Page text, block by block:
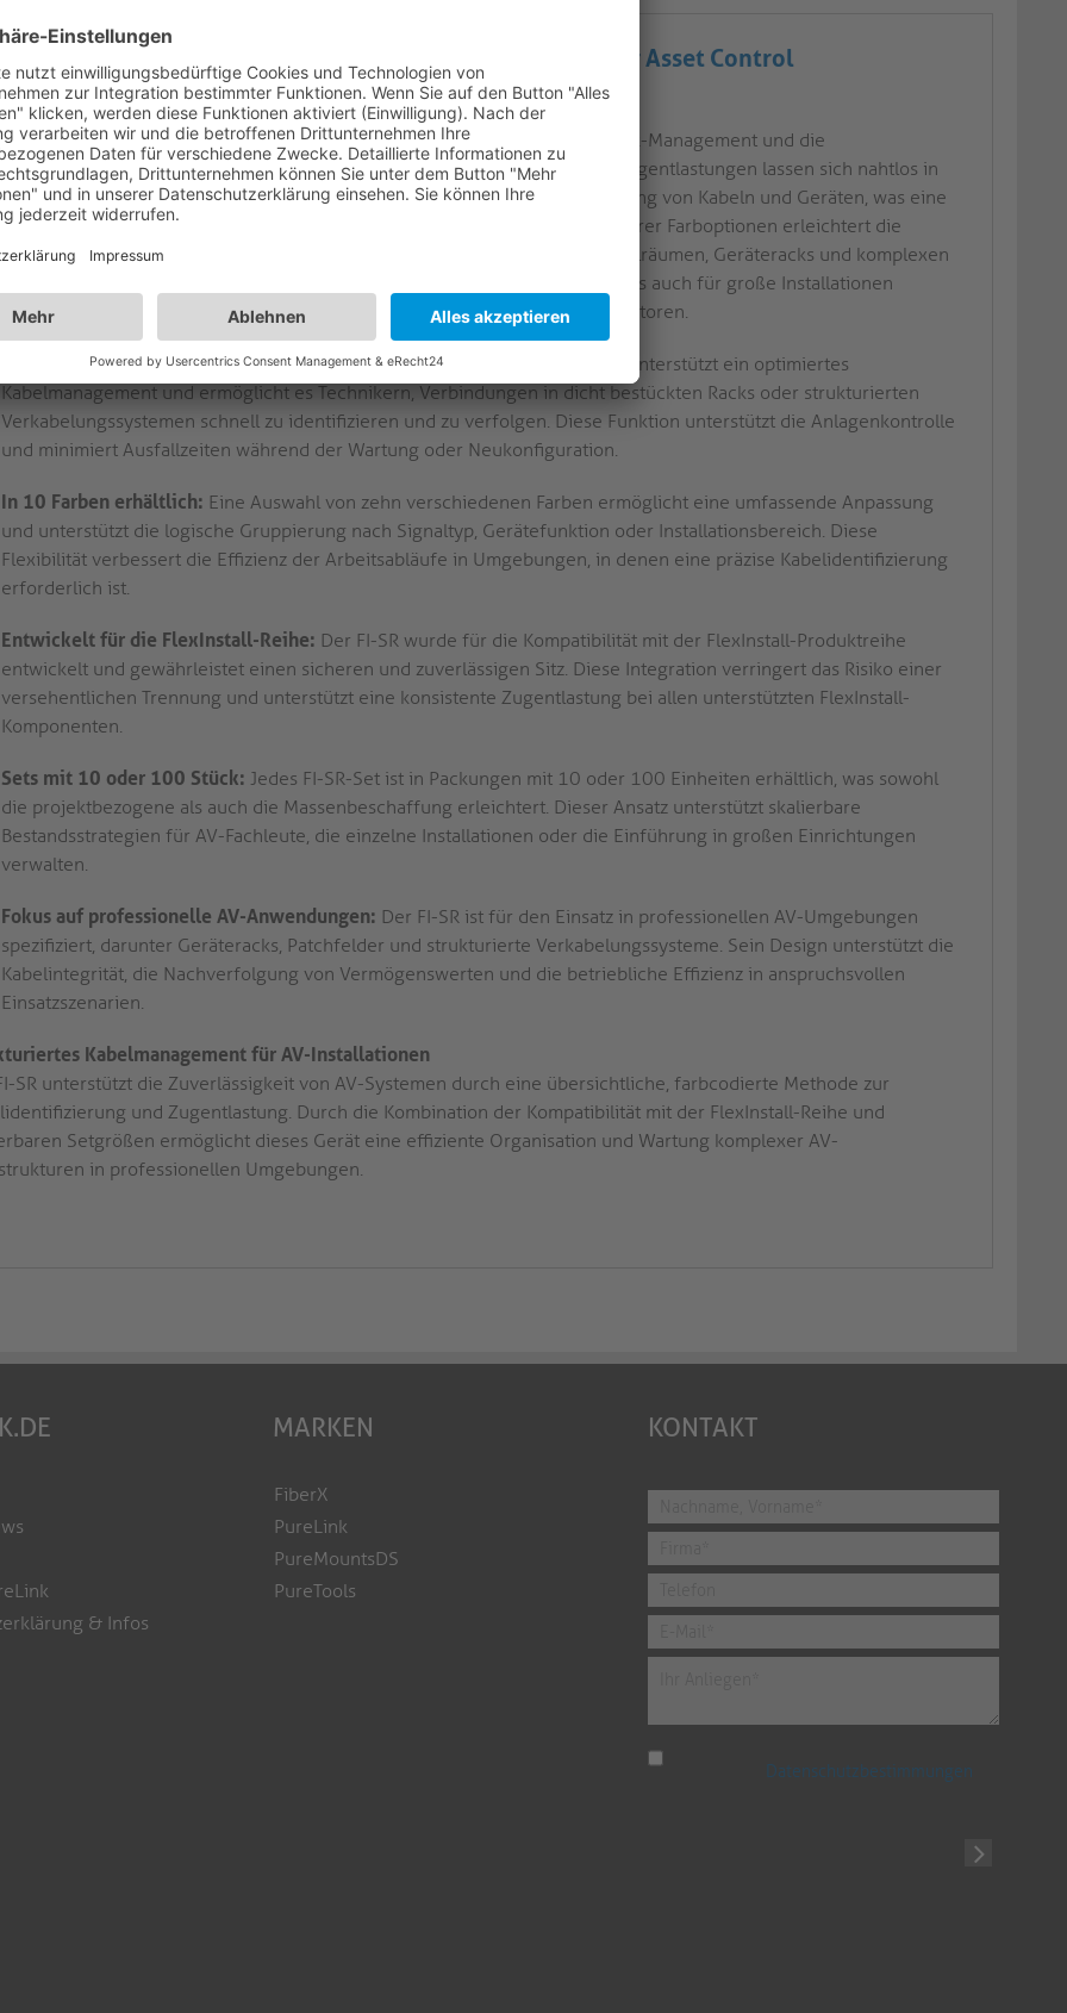
farbige Zugentlastung für Rack Management oder Asset Control
Zugentlastung: Identifizierung und Organisation für AV-Racks
SR bietet eine farbcodierte Zugentlastungslösung, die speziell für das Rack-Management und die
in professionellen AV-Installationen entwickelt wurde. Diese Zugentlastungen lassen sich nahtlos in
Reihe integrieren und ermöglichen eine klare visuelle Identifizierung von Kabeln und Geräten, was eine
Installation und laufende Wartung unterstützt. Die Verfügbarkeit mehrerer Farboptionen erleichtert die
Gruppierung und schnelle Fehlerbehebung in Umgebungen wie Kontrollräumen, Geräteracks und komplexen
Jedes Set wird in Mengen geliefert, die sowohl für kleine als auch für große Installationen
sind, und unterstützt so eine flexible Bestandsverwaltung für AV-Integratoren.
Farbige Zugentlastung für mehr Ordnung:Eine eindeutige Farbcodierung unterstützt ein optimiertes
Kabelmanagement und ermöglicht es Technikern, Verbindungen in dicht bestückten Racks oder strukturierten
Verkabelungssystemen schnell zu identifizieren und zu verfolgen. Diese Funktion unterstützt die Anlagenkontrolle
und minimiert Ausfallzeiten während der Wartung oder Neukonfiguration.
In 10 Farben erhältlich: Eine Auswahl von zehn verschiedenen Farben ermöglicht eine umfassende Anpassung
und unterstützt die logische Gruppierung nach Signaltyp, Gerätefunktion oder Installationsbereich. Diese
Flexibilität verbessert die Effizienz der Arbeitsabläufe in Umgebungen, in denen eine präzise Kabelidentifizierung
erforderlich ist.
Entwickelt für die FlexInstall-Reihe: Der FI-SR wurde für die Kompatibilität mit der FlexInstall-Produktreihe
entwickelt und gewährleistet einen sicheren und zuverlässigen Sitz. Diese Integration verringert das Risiko einer
versehentlichen Trennung und unterstützt eine konsistente Zugentlastung bei allen unterstützten FlexInstall-
Komponenten.
Sets mit 10 oder 100 Stück: Jedes FI-SR-Set ist in Packungen mit 10 oder 100 Einheiten erhältlich, was sowohl
die projektbezogene als auch die Massenbeschaffung erleichtert. Dieser Ansatz unterstützt skalierbare
Bestandsstrategien für AV-Fachleute, die einzelne Installationen oder die Einführung in großen Einrichtungen
verwalten.
Fokus auf professionelle AV-Anwendungen: Der FI-SR ist für den Einsatz in professionellen AV-Umgebungen
spezifiziert, darunter Geräteracks, Patchfelder und strukturierte Verkabelungssysteme. Sein Design unterstützt die
Kabelintegrität, die Nachverfolgung von Vermögenswerten und die betriebliche Effizienz in anspruchsvollen
Einsatzszenarien.
Kabelmanagement für AV-Installationen
SR unterstützt die Zuverlässigkeit von AV-Systemen durch eine übersichtliche, farbcodierte Methode zur
und Zugentlastung. Durch die Kombination der Kompatibilität mit der FlexInstall-Reihe und
Setgrößen ermöglicht dieses Gerät eine effiziente Organisation und Wartung komplexer AV-
in professionellen Umgebungen.
& Infos
MARKEN
FiberX
PureLink
PureMountsDS
PureTools
KONTAKT
Datenschutzbestimmungen